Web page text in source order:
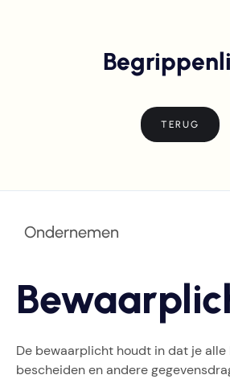
TERUG
Ondernemen
De bewaarplicht houdt in dat je alle
bescheiden en andere